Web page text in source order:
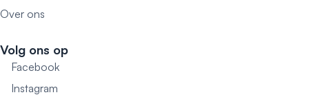
Over ons
Volg ons op
Facebook
Instagram